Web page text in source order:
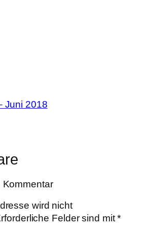
Juni 2018
Kommentar
wird nicht
Felder sind mit*